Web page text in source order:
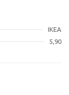
IKEA
5,90